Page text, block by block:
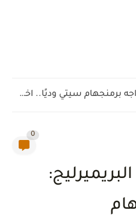
برشلونة يواجه برمنجهام سيتي وديًا.. اختبار جديد لهانز فليك قبل...
0